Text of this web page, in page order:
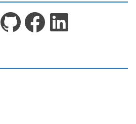
GitHub Facebook LinkedIn